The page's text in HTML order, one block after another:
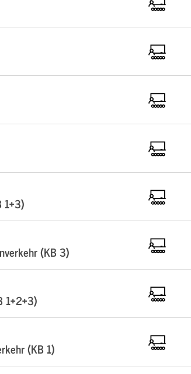
1+3)
(KB 3)
1+2+3)
(KB 1)